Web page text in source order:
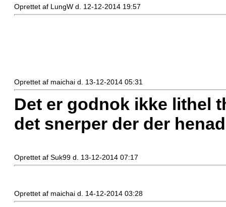
Oprettet af LungW d. 12-12-2014 19:57
Oprettet af maichai d. 13-12-2014 05:31
Det er godnok ikke lithel
det snerper der der henad
Oprettet af Suk99 d. 13-12-2014 07:17
Oprettet af maichai d. 14-12-2014 03:28